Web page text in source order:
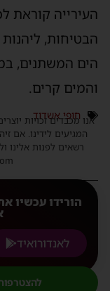
קוראת
ליהנות
המשתנים,
קרים.
חופי אשדוד
אנו מכבדים זכויות יוצרים
המגיעים לידינו. אם
רשאים לפנות אלינו
הורידו עכשיו את
לאנדורואיד
להצטרפות